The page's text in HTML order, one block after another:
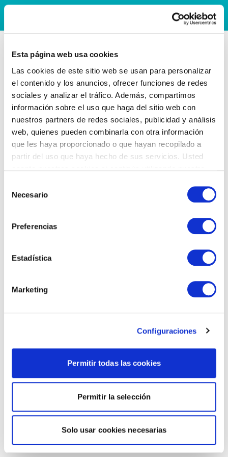
Esta página web usa cookies
Las cookies de este sitio web se usan para personalizar
el contenido y los anuncios, ofrecer funciones de redes
sociales y analizar el tráfico. Además, compartimos
información sobre el uso que haga del sitio web con
nuestros partners de redes sociales, publicidad y análisis
web, quienes pueden combinarla con otra información
que les haya proporcionado o que hayan recopilado a
partir del uso que haya hecho de sus servicios. Usted
Necesario
Preferencias
Estadística
Marketing
Configuraciones
Permitir todas las cookies
Permitir la selección
Solo usar cookies necesarias